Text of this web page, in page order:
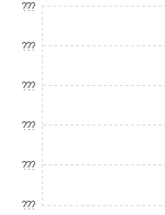
???
???
???
???
???
???